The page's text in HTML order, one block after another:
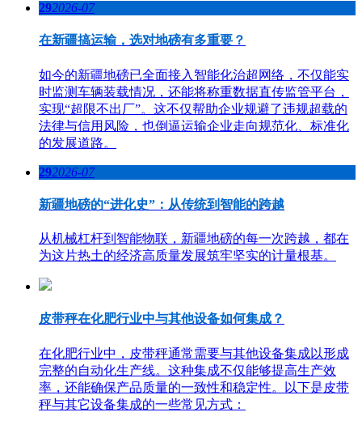
292026-07
在新疆搞运输，选对地磅有多重要？
如今的新疆地磅已全面接入智能化治超网络，不仅能实
时监测车辆装载情况，还能将称重数据直传监管平台，
实现“超限不出厂”。这不仅帮助企业规避了违规超载的
法律与信用风险，也倒逼运输企业走向规范化、标准化
的发展道路。
292026-07
新疆地磅的“进化史”：从传统到智能的跨越
从机械杠杆到智能物联，新疆地磅的每一次跨越，都在
为这片热土的经济高质量发展筑牢坚实的计量根基。
皮带秤在化肥行业中与其他设备如何集成？
在化肥行业中，皮带秤通常需要与其他设备集成以形成
完整的自动化生产线。这种集成不仅能够提高生产效
率，还能确保产品质量的一致性和稳定性。以下是皮带
秤与其它设备集成的一些常见方式：